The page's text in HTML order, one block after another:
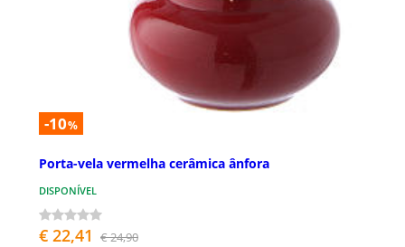
-10%
Porta-vela vermelha cerâmica ânfora
DISPONÍVEL
€ 22,41 € 24,90